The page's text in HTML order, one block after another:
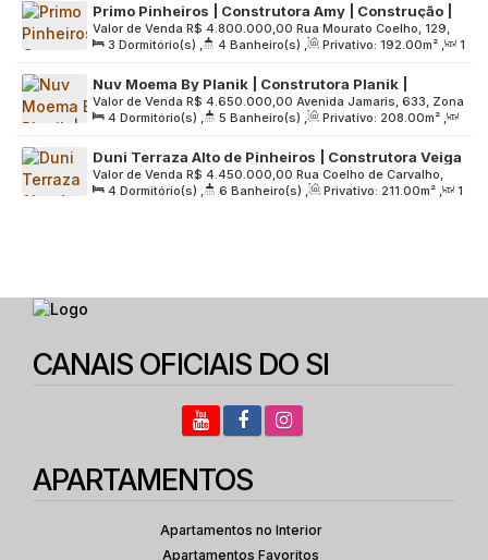
Terreno: 2639.00m²
Primo Pinheiros | Construtora Amy | Construção |
192 metros | 03 suítes | hall privativo | 03 vagas
R$ 4.800.000,00
Valor de Venda
Rua Mourato Coelho, 129,
Zona Oeste, 05417-010, Pinheiros, São Paulo, São Paulo,
Brasil
3 Dormitório(s) , 4 Banheiro(s) , Privativo: 192.00m² ,
1
Sala(s) , 3 Suíte(s) , 3 Vaga(s) , Útil: 192.00m² ,
Terreno: 1518.00m²
Nuv Moema By Planik | Construtora Planik |
Construção | 208 metros | 04 suítes | 03 vagas
R$ 4.650.000,00
Valor de Venda
Avenida Jamaris, 633, Zona
Sul, 04078-001, Planalto Paulista, São Paulo, São Paulo,
Brasil
4 Dormitório(s) , 5 Banheiro(s) , Privativo: 208.00m² ,
5 Sala(s) , 4 Suíte(s) , 3 Vaga(s) , Útil: 208.00m² ,
Terreno: 1352.00m²
Duni Terraza Alto de Pinheiros | Construtora Veiga
Junior | Construção | 211 metros | 04 suítes | 03
vagas
R$ 4.450.000,00
Valor de Venda
Rua Coelho de Carvalho,
151, Zona Oeste, 05468-020, Alto de Pinheiros, São Paulo,
4 Dormitório(s) , 6 Banheiro(s) , Privativo: 211.00m² ,
1
CANAIS OFICIAIS DO SI
APARTAMENTOS
Apartamentos no Interior
Apartamentos Favoritos